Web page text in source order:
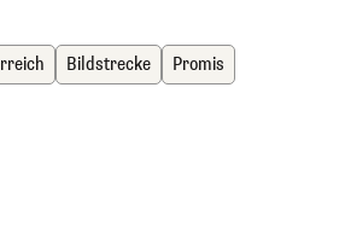
Bildstrecke
Promis